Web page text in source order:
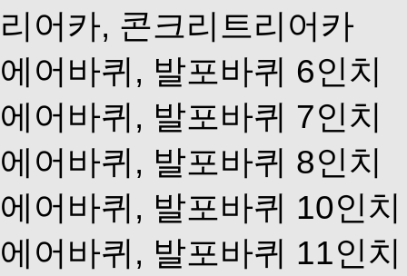
리어카, 콘크리트리어카
에어바퀴, 발포바퀴 6인치
에어바퀴, 발포바퀴 7인치
에어바퀴, 발포바퀴 8인치
에어바퀴, 발포바퀴 10인치
에어바퀴, 발포바퀴 11인치